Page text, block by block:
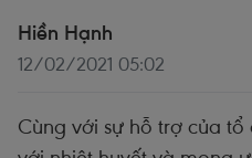
Hiền Hạnh
12/02/2021 05:02
Cùng với sự hỗ trợ của